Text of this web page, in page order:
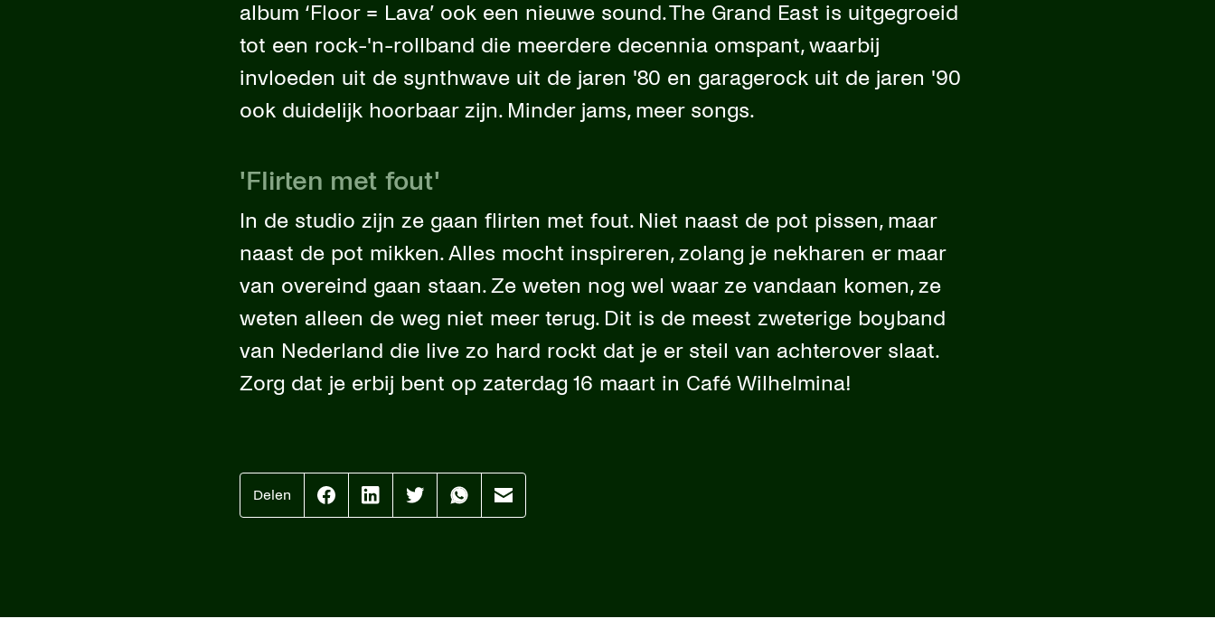
album ‘Floor = Lava’ ook een nieuwe sound. The Grand East is uitgegroeid
tot een rock-'n-rollband die meerdere decennia omspant, waarbij
invloeden uit de synthwave uit de jaren '80 en garagerock uit de jaren '90
ook duidelijk hoorbaar zijn. Minder jams, meer songs.
'Flirten met fout'
In de studio zijn ze gaan flirten met fout. Niet naast de pot pissen, maar
naast de pot mikken. Alles mocht inspireren, zolang je nekharen er maar
van overeind gaan staan. Ze weten nog wel waar ze vandaan komen, ze
weten alleen de weg niet meer terug. Dit is de meest zweterige boyband
van Nederland die live zo hard rockt dat je er steil van achterover slaat.
Zorg dat je erbij bent op zaterdag 16 maart in Café Wilhelmina!
Delen
Effenaar
op
Effenaar
op
Effenaar
op
Effenaar
op
Effenaar
op